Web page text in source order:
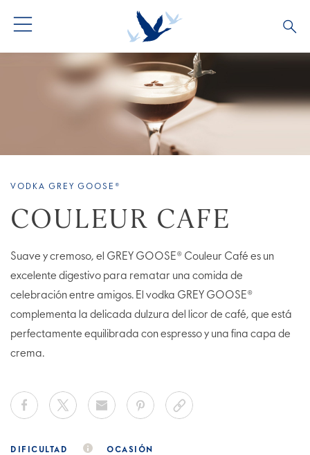
VODKA GREY GOOSE®
COULEUR CAFE
Suave y cremoso, el GREY GOOSE® Couleur Café es un
excelente digestivo para rematar una comida de
celebración entre amigos. El vodka GREY GOOSE®
complementa la delicada dulzura del licor de café, que está
perfectamente equilibrada con espresso y una fina capa de
crema.
DIFICULTAD OCASIÓN